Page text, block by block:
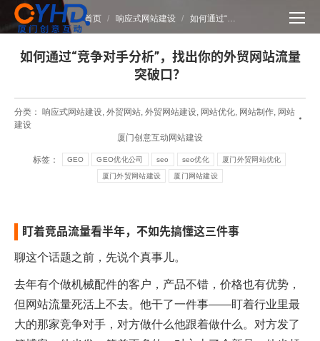
您在这里：
首页 响应式网站建设 如何通过“…
如何通过“竞争对手分析”，找出你的外贸网站流量
突破口？
分类： 响应式网站建设, 外贸网站, 外贸网站建设, 网站优化, 网站制作, 网站
建设
厦门创意互动网站建设
标签： GEO GEO优化公司 seo seo优化 厦门外贸网站优化
厦门外贸网站建设 厦门网站建设
盯着竞品流量看半年，不如先搞懂这三件事
聊这个话题之前，先说个真事儿。
去年有个做机械配件的客户，产品不错，价格也有优势，
但网站流量死活上不去。他干了一件事——盯着行业里最
大的那家竞争对手，对方做什么他跟着做什么。对方发了